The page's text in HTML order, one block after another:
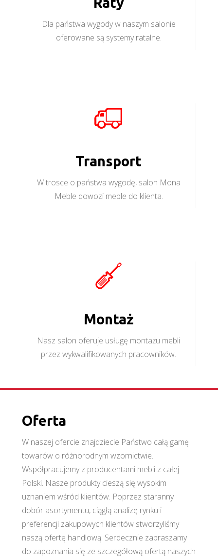
Dla państwa wygody w naszym salonie
oferowane są systemy ratalne.
Transport
W trosce o państwa wygodę, salon Mona
Meble dowozi meble do klienta.
Montaż
Nasz salon oferuje usługę montażu mebli
przez wykwalifikowanych pracowników.
Oferta
W naszej ofercie znajdziecie Państwo całą gamę
towarów o różnorodnym wzornictwie.
Współpracujemy z producentami mebli z całej
Polski. Nasze produkty cieszą się wysokim
uznaniem wśród klientów. Poprzez staranny
dobór asortymentu, ciągłą analizę rynku i
preferencji zakupowych klientów stworzyliśmy
naszą ofertę handlową. Serdecznie zapraszamy
do zapoznania się ze szczegółową ofertą naszych